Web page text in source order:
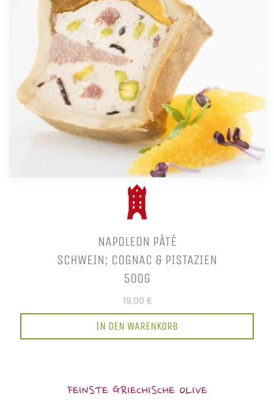
NAPOLEON PÂTÉ
SCHWEIN; COGNAC & PISTAZIEN
500G
19,00 €
IN DEN WARENKORB
FEINSTE GRIECHISCHE OLIVE